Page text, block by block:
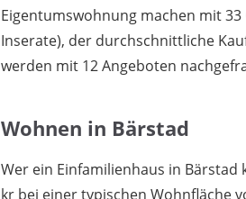
Eigentumswohnung machen mit
Inserate), der durchschnittliche
werden mit 12 Angeboten
Wohnen in Bärstad
Wer ein Einfamilienhaus in
kr bei einer typischen Wohnfläche